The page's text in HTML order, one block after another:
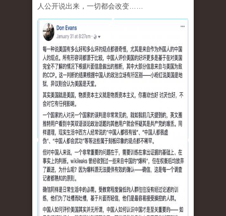
人公开说出来，一切都会改变……